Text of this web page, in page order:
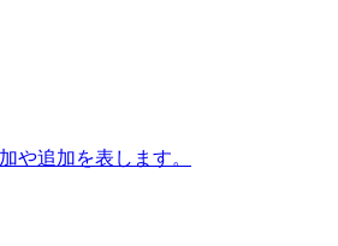
や追加を表します。